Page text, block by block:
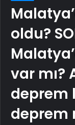
oldu?
var mı?
deprem
deprem